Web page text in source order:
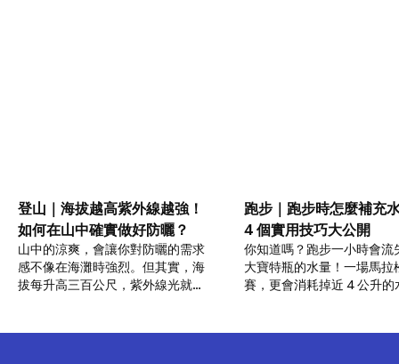
登山｜海拔越高紫外線越強！
如何在山中確實做好防曬？
山中的涼爽，會讓你對防曬的需求
感不像在海灘時強烈。但其實，海
拔每升高三百公尺，紫外線光就會
跑步｜跑步時怎麼補充
4 個實用技巧大公開
你知道嗎？跑步一小時會流
大寶特瓶的水量！一場馬拉
賽，更會消耗掉近 4 公升的
避免脫水的實用技巧學起來